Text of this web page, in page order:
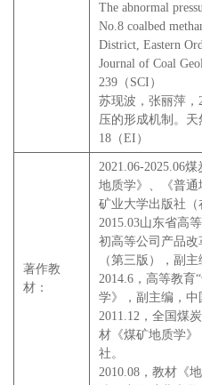
The abnormal
No.8 coalbed
District, Eastern
Journal of Coal
239（SCI）
苏现波，张丽萍，
压的形成机制。天
18（EI）
著作教
材：
2021.06-2025.06
地质学》、《普通
矿业大学出版社（
2015.03山东省高
初高等公司产品改
（第三版），副
2014.6，高等教育
学》，副主编，中
2011.12，全国煤
材《煤矿地质学
社。
2010.08，教材《